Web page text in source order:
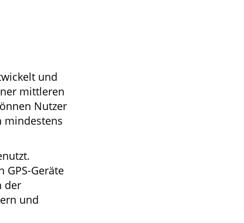
und
mittleren
Nutzer
mindestens
GPS-Geräte
der
und